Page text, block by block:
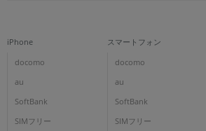
iPhone
docomo
au
SoftBank
SIMフリー
スマートフォン
docomo
au
SoftBank
SIMフリー